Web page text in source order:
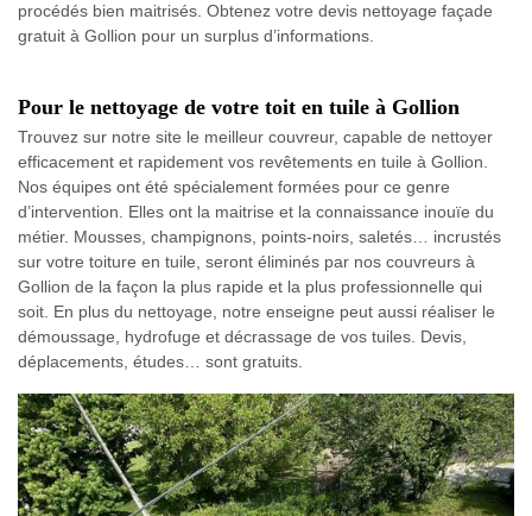
procédés bien maitrisés. Obtenez votre devis nettoyage façade
gratuit à Gollion pour un surplus d’informations.
Pour le nettoyage de votre toit en tuile à Gollion
Trouvez sur notre site le meilleur couvreur, capable de nettoyer
efficacement et rapidement vos revêtements en tuile à Gollion.
Nos équipes ont été spécialement formées pour ce genre
d’intervention. Elles ont la maitrise et la connaissance inouïe du
métier. Mousses, champignons, points-noirs, saletés… incrustés
sur votre toiture en tuile, seront éliminés par nos couvreurs à
Gollion de la façon la plus rapide et la plus professionnelle qui
soit. En plus du nettoyage, notre enseigne peut aussi réaliser le
démoussage, hydrofuge et décrassage de vos tuiles. Devis,
déplacements, études… sont gratuits.